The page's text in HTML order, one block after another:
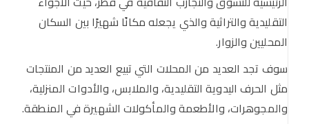
التقليدية والتراثية والذي يجعله مكانًا شهيرًا بين السكان
المحليين والزوار.
سوف تجد العديد من المحلات التي تبيع العديد من المنتجات
مثل الحرف اليدوية التقليدية، والملابس، والأدوات المنزلية،
والمجوهرات، والأطعمة والمأكولات الشهيرة في المنطقة.